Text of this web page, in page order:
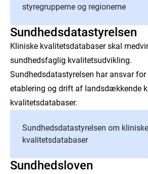
styregrupperne og regionerne
Sundhedsdatastyrelsen
Kliniske kvalitetsdatabaser skal
sundhedsfaglig kvalitetsudvikling.
Sundhedsdatastyrelsen har ansvar
etablering og drift af landsdækkende
kvalitetsdatabaser.
Sundhedsdatastyrelsen om kliniske
kvalitetsdatabaser
Sundhedsloven